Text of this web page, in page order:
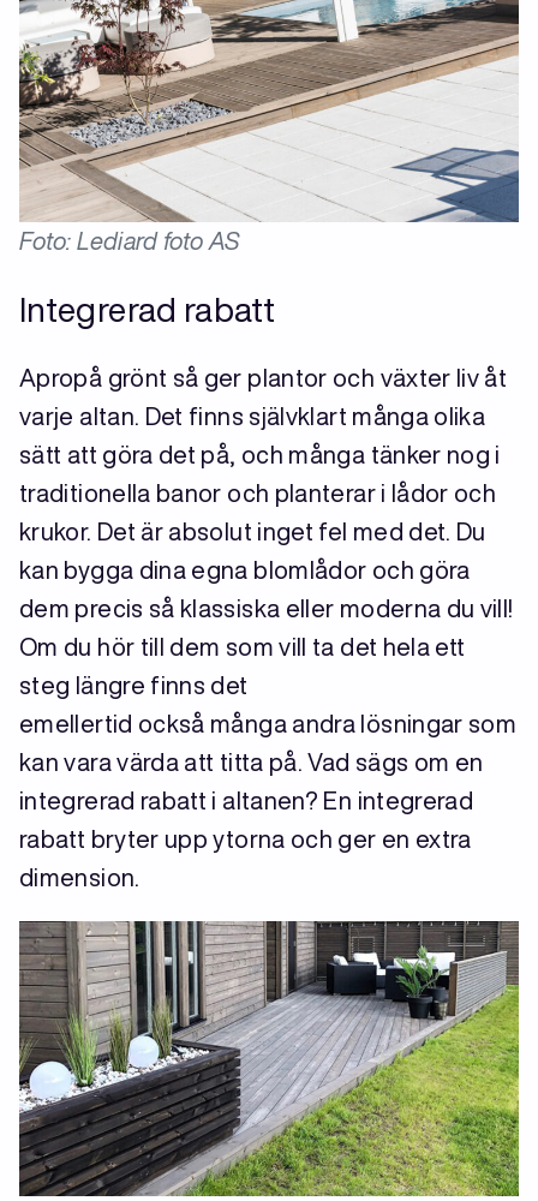
Foto: Lediard foto AS
Integrerad rabatt
Apropå grönt så ger plantor och växter liv åt
varje altan. Det finns självklart många olika
sätt att göra det på, och många tänker nog i
traditionella banor och planterar i lådor och
krukor. Det är absolut inget fel med det. Du
kan bygga dina egna blomlådor och göra
dem precis så klassiska eller moderna du vill!
Om du hör till dem som vill ta det hela ett
steg längre finns det
emellertid också många andra lösningar som
kan vara värda att titta på. Vad sägs om en
integrerad rabatt i altanen? En integrerad
rabatt bryter upp ytorna och ger en extra
dimension.